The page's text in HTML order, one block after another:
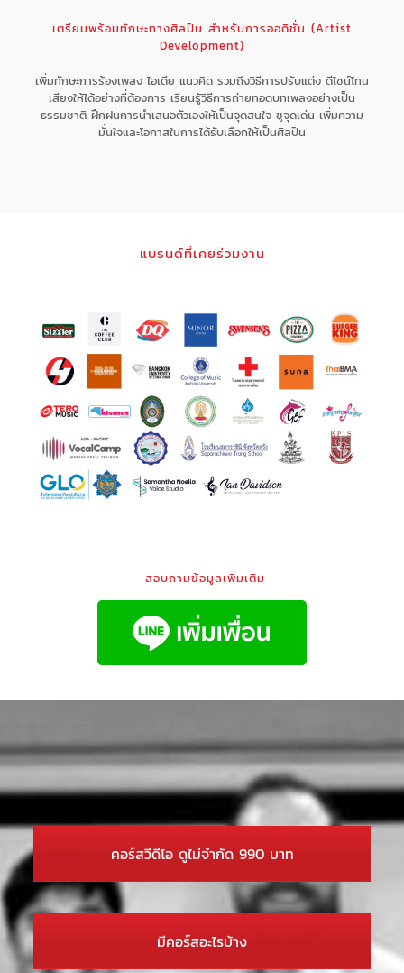
เตรียมพร้อมทักษะทางศิลปิน สำหรับการออดิชั่น (Artist
Development)
เพิ่มทักษะการร้องเพลง ไอเดีย แนวคิด รวมถึงวิธีการปรับแต่ง ดีไซน์โทน
เสียงให้ได้อย่างที่ต้องการ เรียนรู้วิธีการถ่ายทอดบทเพลงอย่างเป็น
ธรรมชาติ ฝึกฝนการนำเสนอตัวเองให้เป็นจุดสนใจ ชูจุดเด่น เพิ่มความ
มั่นใจและโอกาสในการได้รับเลือกให้เป็นศิลปิน
แบรนด์ที่เคยร่วมงาน
สอบถามข้อมูลเพิ่มเติม
คอร์สวีดีโอ ดูไม่จำกัด 990 บาท
มีคอร์สอะไรบ้าง